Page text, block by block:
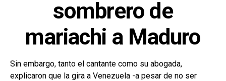
sombrero de
mariachi a Maduro
Sin embargo, tanto el cantante como su abogada,
explicaron que la gira a Venezuela -a pesar de no ser